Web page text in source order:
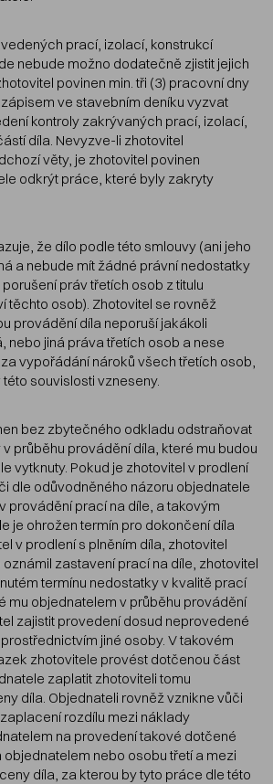
prací, izolací, konstrukcí
nebude možno dodatečně zjistit jejich
povinen min. tři (3) pracovní dny
ve stavebním deníku vyzvat
kontroly zakrývaných prací, izolací,
díla. Nevyzve-li zhotovitel
věty, je zhotovitel povinen
odkrýt práce, které byly zakryty
že dílo podle této smlouvy (ani jeho
a nebude mít žádné právní nedostatky
práv třetích osob z titulu
těchto osob). Zhotovitel se rovněž
provádění díla neporuší jakákoli
nebo jiná práva třetích osob a nese
vypořádání nároků všech třetích osob,
souvislosti vzneseny.
bez zbytečného odkladu odstraňovat
průběhu provádění díla, které mu budou
vytknuty. Pokud je zhotovitel v prodlení
dle odůvodněného názoru objednatele
provádění prací na díle, a takovým
je ohrožen termín pro dokončení díla
v prodlení s plněním díla, zhotovitel
zastavení prací na díle, zhotovitel
termínu nedostatky v kvalitě prací
mu objednatelem v průběhu provádění
zajistit provedení dosud neprovedené
jiné osoby. V takovém
zhotovitele provést dotčenou část
zaplatit zhotoviteli tomu
díla. Objednateli rovněž vznikne vůči
rozdílu mezi náklady
na provedení takové dotčené
nebo osobu třetí a mezi
díla, za kterou by tyto práce dle této